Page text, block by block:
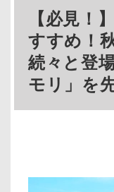
【必見！
すすめ！
続々と登
モリ」を